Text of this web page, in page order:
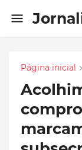
Página inicial